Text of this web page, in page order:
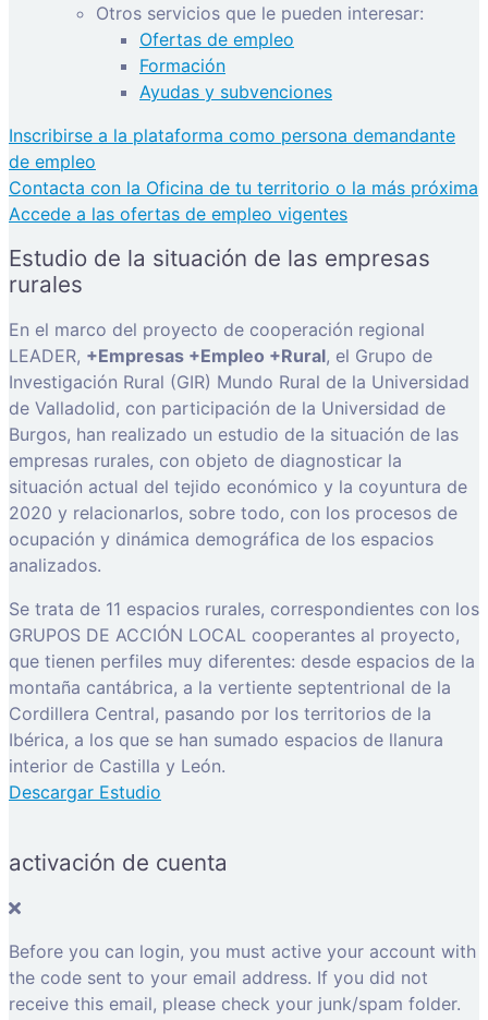
Otros servicios que le pueden interesar:
Ofertas de empleo
Formación
Ayudas y subvenciones
Inscribirse a la plataforma como persona demandante
de empleo
Contacta con la Oficina de tu territorio o la más próxima
Accede a las ofertas de empleo vigentes
Estudio de la situación de las empresas
rurales
En el marco del proyecto de cooperación regional
LEADER, +Empresas +Empleo +Rural, el Grupo de
Investigación Rural (GIR) Mundo Rural de la Universidad
de Valladolid, con participación de la Universidad de
Burgos, han realizado un estudio de la situación de las
empresas rurales, con objeto de diagnosticar la
situación actual del tejido económico y la coyuntura de
2020 y relacionarlos, sobre todo, con los procesos de
ocupación y dinámica demográfica de los espacios
analizados.
Se trata de 11 espacios rurales, correspondientes con los
GRUPOS DE ACCIÓN LOCAL cooperantes al proyecto,
que tienen perfiles muy diferentes: desde espacios de la
montaña cantábrica, a la vertiente septentrional de la
Cordillera Central, pasando por los territorios de la
Ibérica, a los que se han sumado espacios de llanura
interior de Castilla y León.
Descargar Estudio
activación de cuenta
Before you can login, you must active your account with
the code sent to your email address. If you did not
receive this email, please check your junk/spam folder.